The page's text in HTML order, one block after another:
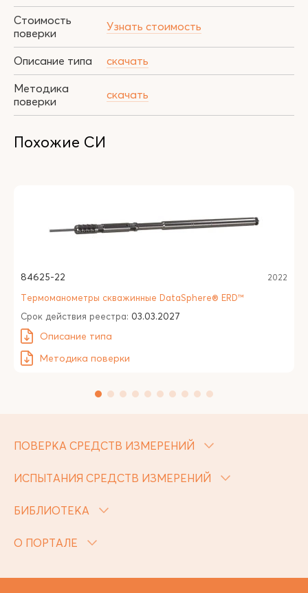
Стоимость
поверки
Узнать стоимость
Описание типа
скачать
Методика
поверки
скачать
Похожие СИ
84625-22 2022
Термоманометры скважинные DataSphere® ERD™
Срок действия реестра: 03.03.2027
Описание типа
Методика поверки
ПОВЕРКА СРЕДСТВ ИЗМЕРЕНИЙ
ИСПЫТАНИЯ СРЕДСТВ ИЗМЕРЕНИЙ
БИБЛИОТЕКА
О ПОРТАЛЕ